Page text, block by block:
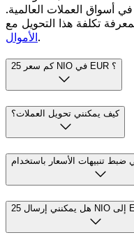
أسواق العملات العالمية.
الأموال.
كم سعر 25 NIO في EUR ؟
كيف يمكنني تحويل العملات؟